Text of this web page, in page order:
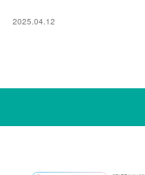
2025.04.12